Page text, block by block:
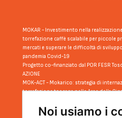
Noi usiamo i
MOKAR - Investimento nella
torrefazione caffè scalabile per piccole
mercati e superare le difficoltà di
pandemia Covid-19
Progetto co-finanziato dal POR FESR
AZIONE
MOK-ACT - Mokarico: strategia di
torrefazione toscana nelle Aree della Cina
AZIONE 3.4.2 sub a)